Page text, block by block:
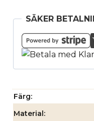
SÄKER
Färg
Material